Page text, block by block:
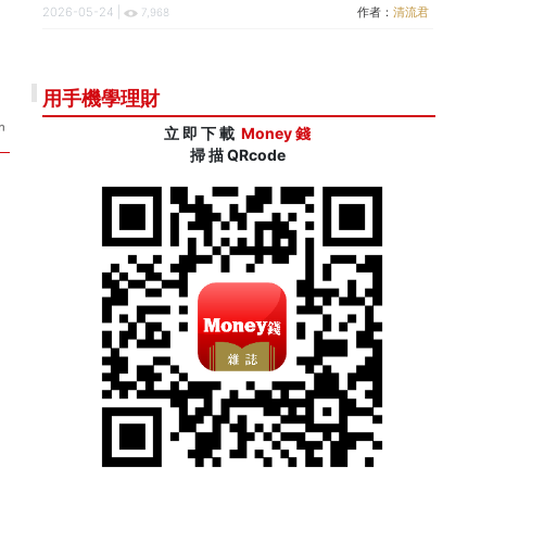
2026-05-24 | 7,968 作者：清流君
用手機學理財
立 即 下 載 Money 錢
掃 描 QRcode